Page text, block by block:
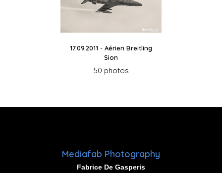
17.09.2011 - Aérien Breitling
Sion
50 photos
Mediafab Photography
Fabrice De Gasperis